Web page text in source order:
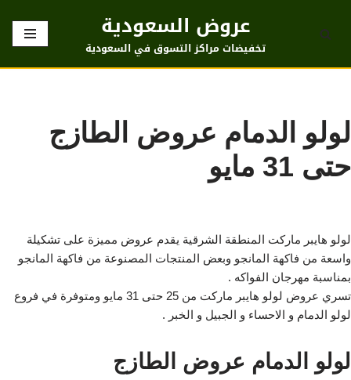
تخطى
عروض السعودية
تخفيضات مراكز التسوق في السعودية
لولو الدمام عروض الطازج
حتى 31 مايو
لولو هايبر ماركت المنطقة الشرقية يقدم عروض مميزة على تشكيلة
واسعة من فاكهة المانجو وبعض المنتجات المصنوعة من فاكهة المانجو
بمناسبة مهرجان الفواكه .
تسري عروض لولو هايبر ماركت من 25 حتى 31 مايو ومتوفرة في فروع
لولو الدمام و الاحساء و الجبيل و الخبر .
لولو الدمام عروض الطازج